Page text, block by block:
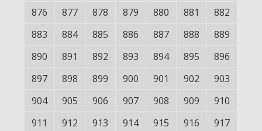
876
877 878 879 880 881
882
883
884 885 886 887 888
889
890
891 892 893 894 895
896
897
898 899 900 901 902
903
904
905 906 907 908 909
910
911
912 913 914 915 916
917